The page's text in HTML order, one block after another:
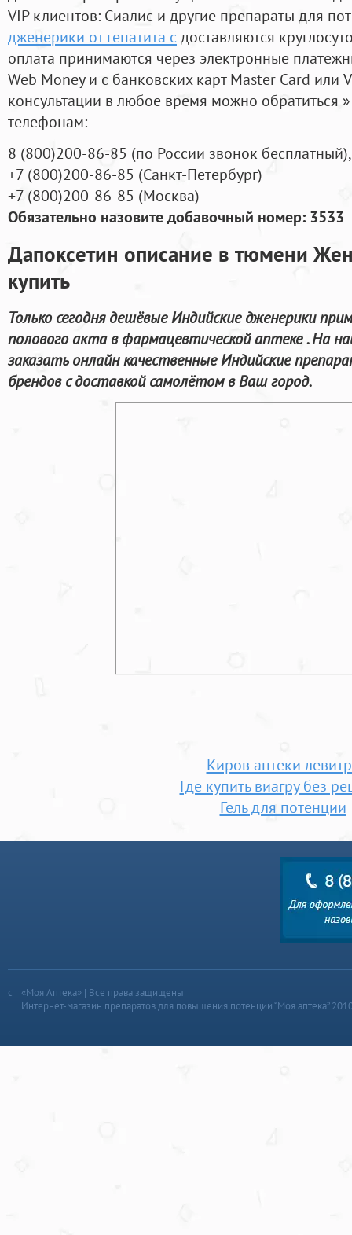
VIP клиентов: Сиалис и другие препараты для
дженерики от гепатита с доставляются
оплата принимаются через электронные
Web Money и с банковских карт Master Card или
консультации в любое время можно обратиться
телефонам:
8 (800)200-86-85 (по России звонок бесплатный),
+7 (800)200-86-85 (Санкт-Петербург)
+7 (800)200-86-85 (Москва)
Обязательно назовите добавочный номер: 3533
Дапоксетин описание в тюмени
купить
Только сегодня дешёвые Индийские дженерики
полового акта в фармацевтической аптеке . На
заказать онлайн качественные Индийские
брендов с доставкой самолётом в Ваш город.
Киров аптеки
Где купить виагру без
Гель для потенции
«Моя Аптека» | Все права защищены
Интернет-магазин препаратов для повышения потенции “Моя аптека”